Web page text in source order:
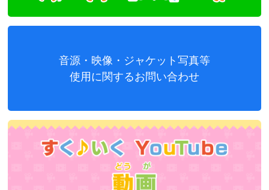
音源・映像・ジャケット写真等
使用に関するお問い合わせ